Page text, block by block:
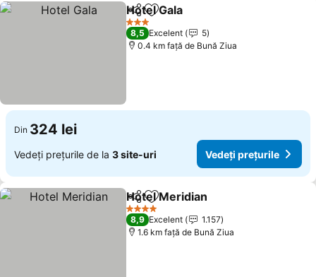
DistribuițiAdăugaţi la favorite
Hotel Gala
3 Stele
8,5 Excelent
5
0.4 km faţă de Bună Ziua
Din 324 lei
Vedeți prețurile de la 3 site-uri Vedeți prețurile
DistribuițiAdăugaţi la favorite
Hotel Meridian
4 Stele
8,9 Excelent
1.157
1.6 km faţă de Bună Ziua